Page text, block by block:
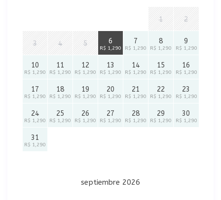
1 2
3 4 5 6
R$ 1,290
7
R$ 1,290
8
R$ 1,290
9
R$ 1,290
10
R$ 1,290
11
R$ 1,290
12
R$ 1,290
13
R$ 1,290
14
R$ 1,290
15
R$ 1,290
16
R$ 1,290
17
R$ 1,290
18
R$ 1,290
19
R$ 1,290
20
R$ 1,290
21
R$ 1,290
22
R$ 1,290
23
R$ 1,290
24
R$ 1,290
25
R$ 1,290
26
R$ 1,290
27
R$ 1,290
28
R$ 1,290
29
R$ 1,290
30
R$ 1,290
31
R$ 1,290
septiembre 2026